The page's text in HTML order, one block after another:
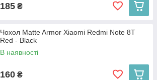
185 ₴
Чохол Matte Armor Xiaomi Redmi Note 8T
Red - Black
В наявності
160 ₴